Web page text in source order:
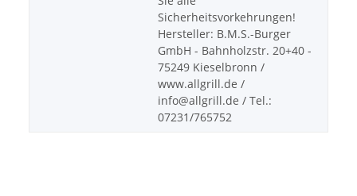
Sicherheitsvorkehrungen!
Hersteller: B.M.S.-Burger
GmbH - Bahnholzstr. 20+40 -
75249 Kieselbronn /
www.allgrill.de /
info@allgrill.de / Tel.:
07231/765752